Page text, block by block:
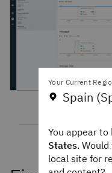
Your Current
Spain
You appear
States.
local site for